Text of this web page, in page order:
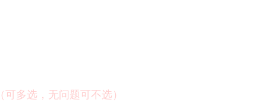
（可多选，无问题可不选）